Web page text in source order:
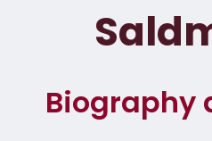
Biography